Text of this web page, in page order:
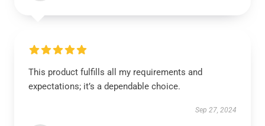
This product fulfills all my requirements and
expectations; it’s a dependable choice.
Sep 27, 2024